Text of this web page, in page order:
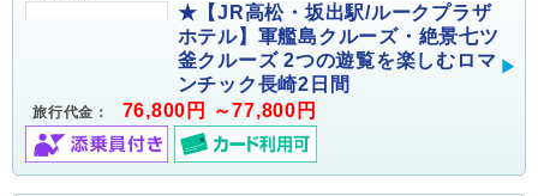
★【JR高松・坂出駅/ルークプラザ
ホテル】軍艦島クルーズ・絶景七ツ
釜クルーズ 2つの遊覧を楽しむロマ
ンチック長崎2日間
旅行代金： 76,800円 ～77,800円